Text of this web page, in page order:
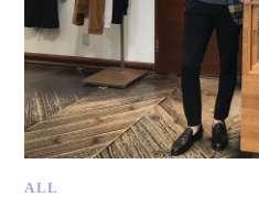
ALL